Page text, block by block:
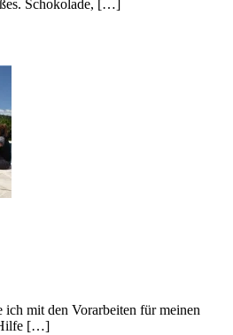
Schokolade, […]
ich mit den Vorarbeiten für meinen
[…]